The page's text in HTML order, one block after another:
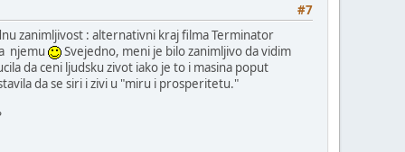
#7
zanimljivost : alternativni kraj filma Terminator
njemu
Svejedno, meni je bilo zanimljivo da vidim
da ceni ljudsku zivot iako je to i masina poput
da se siri i zivi u "miru i prosperitetu."